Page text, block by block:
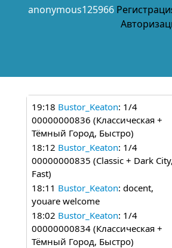
anonymous125966
19:18 Bustor_Keaton: 1/4
00000000836 (Классическая +
Тёмный Город, Быстро)
18:12 Bustor_Keaton: 1/4
00000000835 (Classic + Dark City,
Fast)
18:11 Bustor_Keaton: docent,
youare welcome
18:02 Bustor_Keaton: 1/4
00000000834 (Классическая +
Тёмный Город, Быстро)